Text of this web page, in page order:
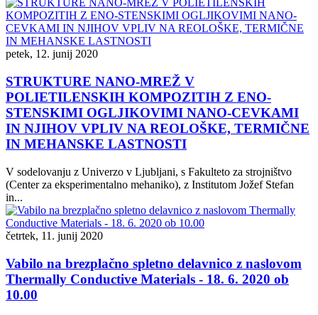
petek, 12. junij 2020
STRUKTURE NANO-MREŽ V
POLIETILENSKIH KOMPOZITIH Z ENO-
STENSKIMI OGLJIKOVIMI NANO-CEVKAMI
IN NJIHOV VPLIV NA REOLOŠKE, TERMIČNE
IN MEHANSKE LASTNOSTI
V sodelovanju z Univerzo v Ljubljani, s Fakulteto za strojništvo
(Center za eksperimentalno mehaniko), z Institutom Jožef Stefan
in...
četrtek, 11. junij 2020
Vabilo na brezplačno spletno delavnico z naslovom
Thermally Conductive Materials - 18. 6. 2020 ob
10.00